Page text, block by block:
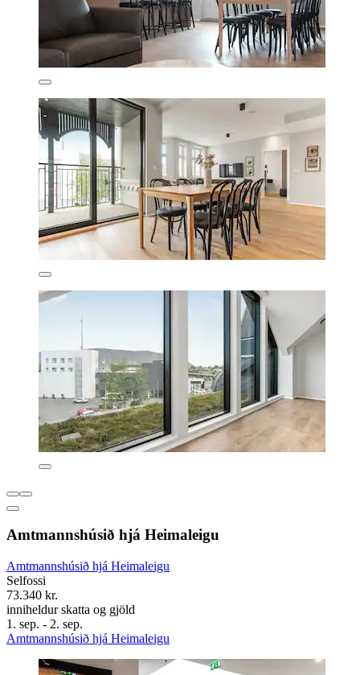
Amtmannshúsið hjá Heimaleigu
Amtmannshúsið hjá Heimaleigu
Selfossi
73.340 kr.
inniheldur skatta og gjöld
1. sep. - 2. sep.
Amtmannshúsið hjá Heimaleigu